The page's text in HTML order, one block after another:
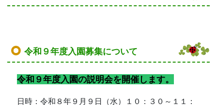
・お子さんと一緒にご参加いただけます。